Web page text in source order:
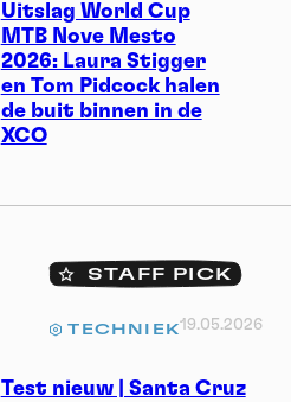
Uitslag World Cup
MTB Nove Mesto
2026: Laura Stigger
en Tom Pidcock halen
de buit binnen in de
XCO
Test nieuw | Santa Cruz
STAFF PICK
TECHNIEK19.05.2026